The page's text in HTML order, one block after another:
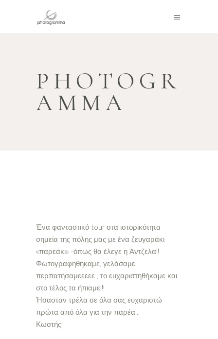
PHOTOGR
AMMA
Ένα φανταστικό tour στα ιστορικότητα
σημεία της πόλης μας με ένα ζευγαράκι
«παρεάκι» -όπως θα έλεγε η Άντζελα!!
Φωτογραφηθήκαμε, γελάσαμε ,
περπατήσαμεεεεε , το ευχαριστηθήκαμε και
στο τέλος τα ήπιαμε!!!
Ήσασταν τρέλα σε όλα σας ευχαριστώ
πρώτα από όλα για την παρέα…
Κωστής!